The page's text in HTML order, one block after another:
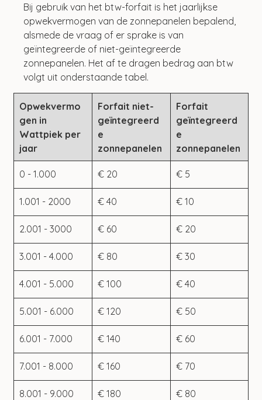
Bij gebruik van het btw-forfait is het jaarlijkse
opwekvermogen van de zonnepanelen bepalend,
alsmede de vraag of er sprake is van
geïntegreerde of niet-geïntegreerde
zonnepanelen. Het af te dragen bedrag aan btw
volgt uit onderstaande tabel.
Opwekvermo
gen in
Wattpiek per
jaar
Forfait niet-
geïntegreerd
e
zonnepanelen
Forfait
geïntegreerd
e
zonnepanelen
0 - 1.000 € 20 € 5
1.001 - 2000 € 40 € 10
2.001 - 3000 € 60 € 20
3.001 - 4.000 € 80 € 30
4.001 - 5.000 € 100 € 40
5.001 - 6.000 € 120 € 50
6.001 - 7.000 € 140 € 60
7.001 - 8.000 € 160 € 70
8.001 - 9.000 € 180 € 80